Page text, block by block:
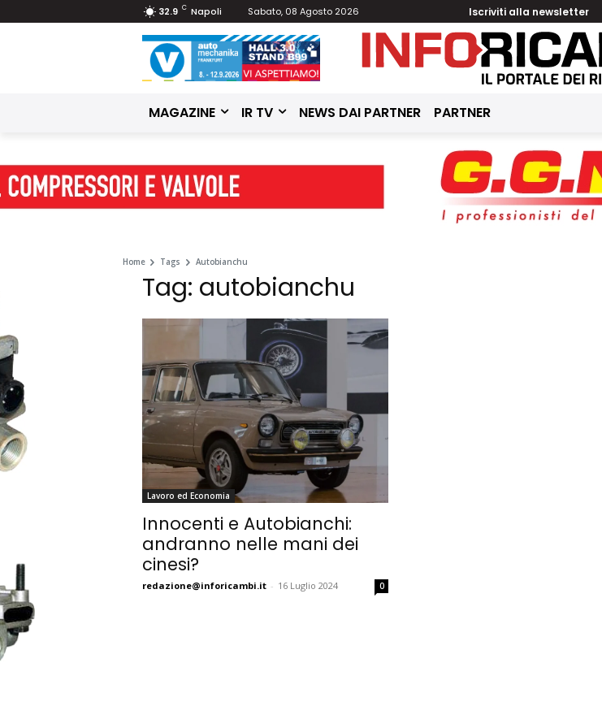
32.9 C Napoli Sabato, 08 Agosto 2026 Iscriviti alla newsletter
MAGAZINE IR TV NEWS DAI PARTNER PARTNER
Home Tags Autobianchu
Tag: autobianchu
Lavoro ed Economia
Innocenti e Autobianchi:
andranno nelle mani dei
cinesi?
redazione@inforicambi.it - 16 Luglio 2024 0